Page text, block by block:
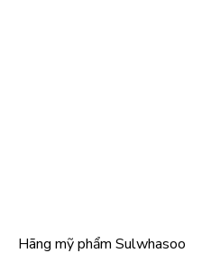
Hãng mỹ phẩm Sulwhasoo